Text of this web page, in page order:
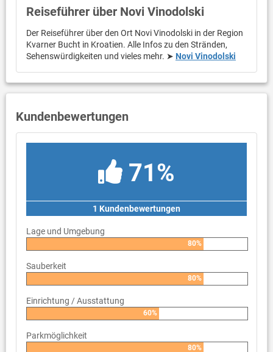
Reiseführer über Novi Vinodolski
Der Reiseführer über den Ort Novi Vinodolski in der Region
Kvarner Bucht in Kroatien. Alle Infos zu den Stränden,
Sehenswürdigkeiten und vieles mehr. ➤ Novi Vinodolski
Kundenbewertungen
71%
1 Kundenbewertungen
Lage und Umgebung
80%
Sauberkeit
80%
Einrichtung / Ausstattung
60%
Parkmöglichkeit
80%